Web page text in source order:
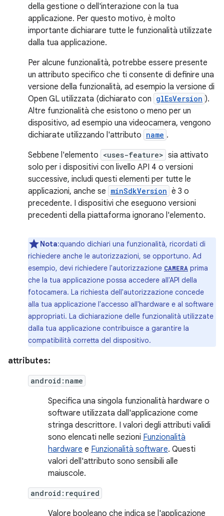
della gestione o dell'interazione con la tua
applicazione. Per questo motivo, è molto
importante dichiarare tutte le funzionalità utilizzate
dalla tua applicazione.
Per alcune funzionalità, potrebbe essere presente
un attributo specifico che ti consente di definire una
versione della funzionalità, ad esempio la versione di
Open GL utilizzata (dichiarato con glEsVersion ).
Altre funzionalità che esistono o meno per un
dispositivo, ad esempio una videocamera, vengono
dichiarate utilizzando l'attributo name .
Sebbene l'elemento <uses-feature> sia attivato
solo per i dispositivi con livello API 4 o versioni
successive, includi questi elementi per tutte le
applicazioni, anche se minSdkVersion è 3 o
precedente. I dispositivi che eseguono versioni
precedenti della piattaforma ignorano l'elemento.
Nota:quando dichiari una funzionalità, ricordati di
richiedere anche le autorizzazioni, se opportuno. Ad
esempio, devi richiedere l'autorizzazione CAMERA prima
che la tua applicazione possa accedere all'API della
fotocamera. La richiesta dell'autorizzazione concede
alla tua applicazione l'accesso all'hardware e al software
appropriati. La dichiarazione delle funzionalità utilizzate
dalla tua applicazione contribuisce a garantire la
compatibilità corretta del dispositivo.
attributes:
android:name
Specifica una singola funzionalità hardware o
software utilizzata dall'applicazione come
stringa descrittore. I valori degli attributi validi
sono elencati nelle sezioni Funzionalità
hardware e Funzionalità software. Questi
valori dell'attributo sono sensibili alle
maiuscole.
android:required
Valore booleano che indica se l'applicazione